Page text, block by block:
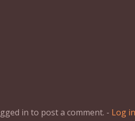
in to post a comment. - Log in